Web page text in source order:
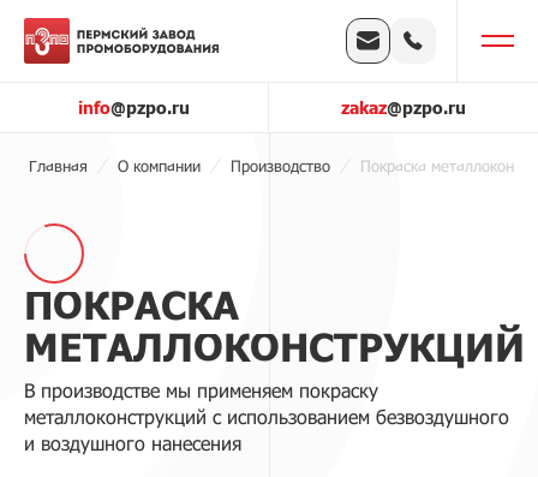
info@pzpo.ru zakaz@pzpo.ru
Главная О компании Производство Покраска
ПОКРАСКА
МЕТАЛЛОКОНСТРУКЦИЙ
В производстве мы применяем покраску
металлоконструкций с использованием безвоздушного
и воздушного нанесения